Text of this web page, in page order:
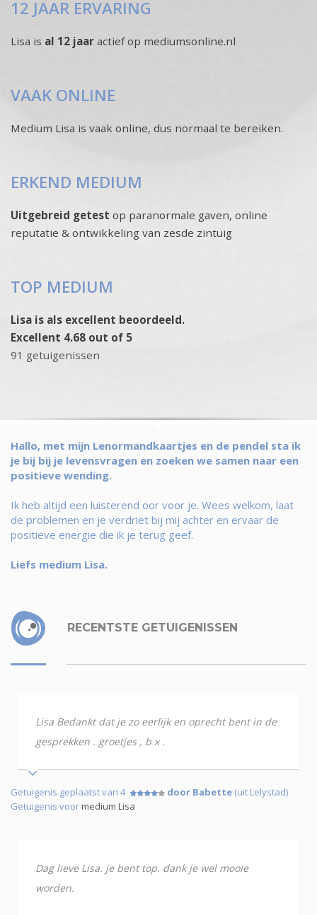
12 JAAR ERVARING
Lisa is al 12 jaar actief op mediumsonline.nl
VAAK ONLINE
Medium Lisa is vaak online, dus normaal te bereiken.
ERKEND MEDIUM
Uitgebreid getest op paranormale gaven, online
reputatie & ontwikkeling van zesde zintuig
TOP MEDIUM
Lisa is als excellent beoordeeld.
Excellent 4.68 out of 5
91 getuigenissen
Hallo, met mijn Lenormandkaartjes en de pendel sta ik
je bij bij je levensvragen en zoeken we samen naar een
positieve wending.
Ik heb altijd een luisterend oor voor je. Wees welkom, laat
de problemen en je verdriet bij mij achter en ervaar de
positieve energie die ik je terug geef.
Liefs medium Lisa.
RECENTSTE GETUIGENISSEN
Lisa Bedankt dat je zo eerlijk en oprecht bent in de
gesprekken . groetjes , b x .
Getuigenis geplaatst van 4 door Babette (uit Lelystad)
Getuigenis voormedium Lisa
Dag lieve Lisa. je bent top. dank je wel mooie
worden.